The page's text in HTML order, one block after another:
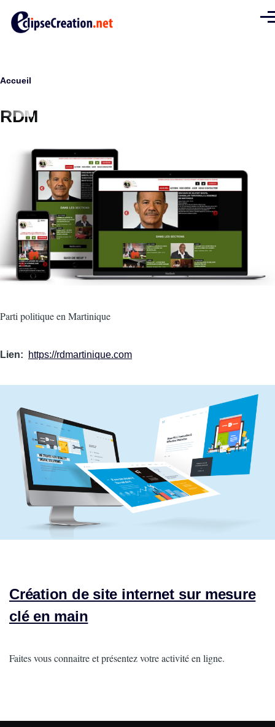
Fil
Accueil
RDM
Intro
Parti politique en Martinique
Lien https://rdmartinique.com
Création de site internet sur mesure
clé en main
Intro
Faites vous connaitre et présentez votre activité en ligne.